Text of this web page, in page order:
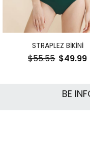
STRAPLEZ BİKİNİ
$49.99
$55.55
BE